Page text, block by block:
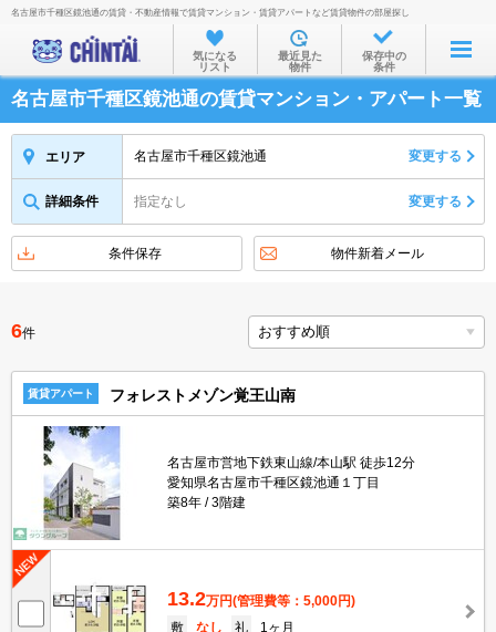
お部屋を探す
沿線・駅から
住所から
家賃相場から
物件特集から
不動産会社から
TOP
名古屋市千種区鏡池通の賃貸・不動産情報で賃貸マンション・賃貸アパートなど賃貸物件の部屋探し
気になる
リスト
最近見た
物件
保存中の
条件
名古屋市千種区鏡池通の賃貸マンション・アパート一覧
エリア 名古屋市千種区鏡池通 変更する
詳細条件 指定なし 変更する
条件保存 物件新着メール
6件
賃貸アパート フォレストメゾン覚王山南
名古屋市営地下鉄東山線/本山駅 徒歩12分
愛知県名古屋市千種区鏡池通１丁目
築8年
3階建
13.2万円(管理費等：5,000円)
敷
なし 礼
1ヶ月